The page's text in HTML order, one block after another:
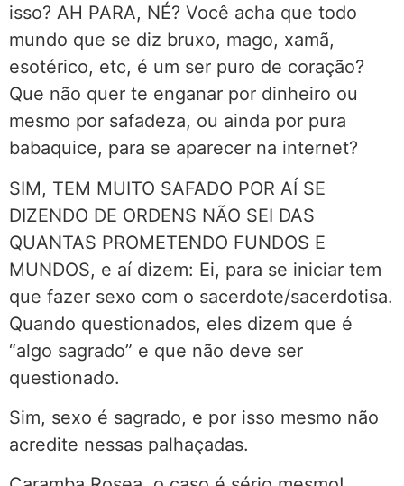
isso? AH PARA, NÉ? Você acha que todo
mundo que se diz bruxo, mago, xamã,
esotérico, etc, é um ser puro de coração?
Que não quer te enganar por dinheiro ou
mesmo por safadeza, ou ainda por pura
babaquice, para se aparecer na internet?
SIM, TEM MUITO SAFADO POR AÍ SE
DIZENDO DE ORDENS NÃO SEI DAS
QUANTAS PROMETENDO FUNDOS E
MUNDOS, e aí dizem: Ei, para se iniciar tem
que fazer sexo com o sacerdote/sacerdotisa.
Quando questionados, eles dizem que é
“algo sagrado” e que não deve ser
questionado.
Sim, sexo é sagrado, e por isso mesmo não
acredite nessas palhaçadas.